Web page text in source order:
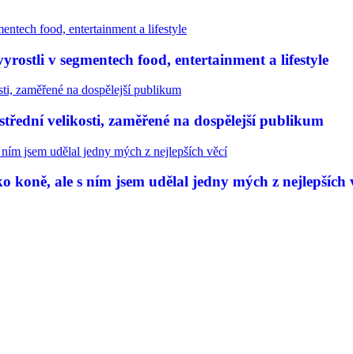
v segmentech food, entertainment a lifestyle
velikosti, zaměřené na dospělejší publikum
koně, ale s ním jsem udělal jedny mých z nejlepších